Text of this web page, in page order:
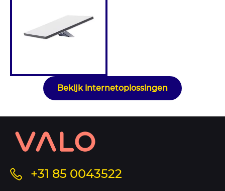
Bekijk internetoplossingen
Contact
informatie
sitemap+31 85 0043522